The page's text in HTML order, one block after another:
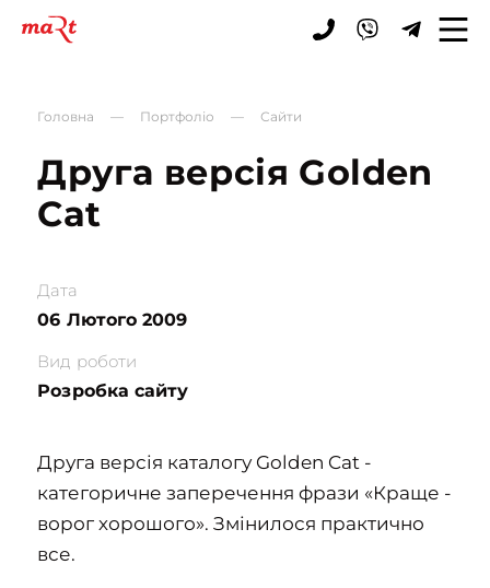
Головна — Портфоліо — Сайти
Друга версія Golden
Cat
Дата
06 Лютого 2009
Вид роботи
Розробка сайту
Друга версія каталогу Golden Cat -
категоричне заперечення фрази «Краще -
ворог хорошого». Змінилося практично
все.